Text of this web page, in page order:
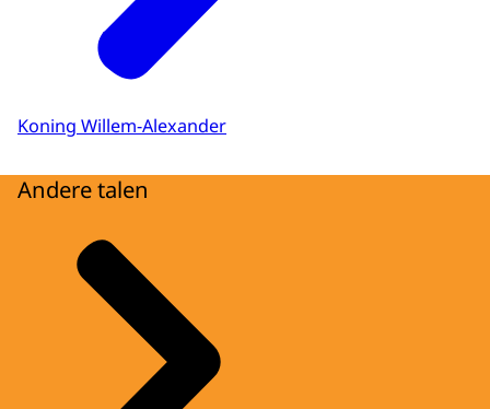
Koning Willem-Alexander
Andere talen